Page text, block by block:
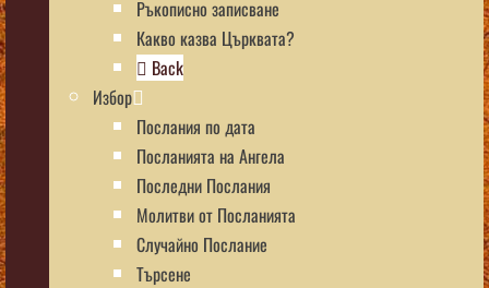
Ръкописно записване
Какво казва Църквата?
Back
Избор
Послания по дата
Посланията на Ангела
Последни Послания
Молитви от Посланията
Случайно Послание
Търсене